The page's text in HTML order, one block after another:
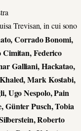
Trevisan, in cui sono
Corrado Bonomi,
Federico
Galliani, Hackatao,
Mark Kostabi,
Ugo Nespolo, Pain
Günter Pusch, Tobia
Roberto